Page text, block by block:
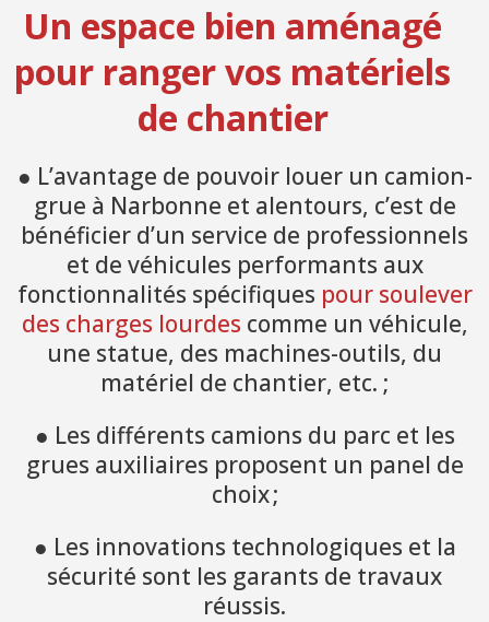
Un espace bien aménagé
pour ranger vos matériels
de chantier
● L’avantage de pouvoir louer un camion-
grue à Narbonne et alentours, c’est de
bénéficier d’un service de professionnels
et de véhicules performants aux
fonctionnalités spécifiques pour soulever
des charges lourdes comme un véhicule,
une statue, des machines-outils, du
matériel de chantier, etc. ;
● Les différents camions du parc et les
grues auxiliaires proposent un panel de
choix ;
● Les innovations technologiques et la
sécurité sont les garants de travaux
réussis.